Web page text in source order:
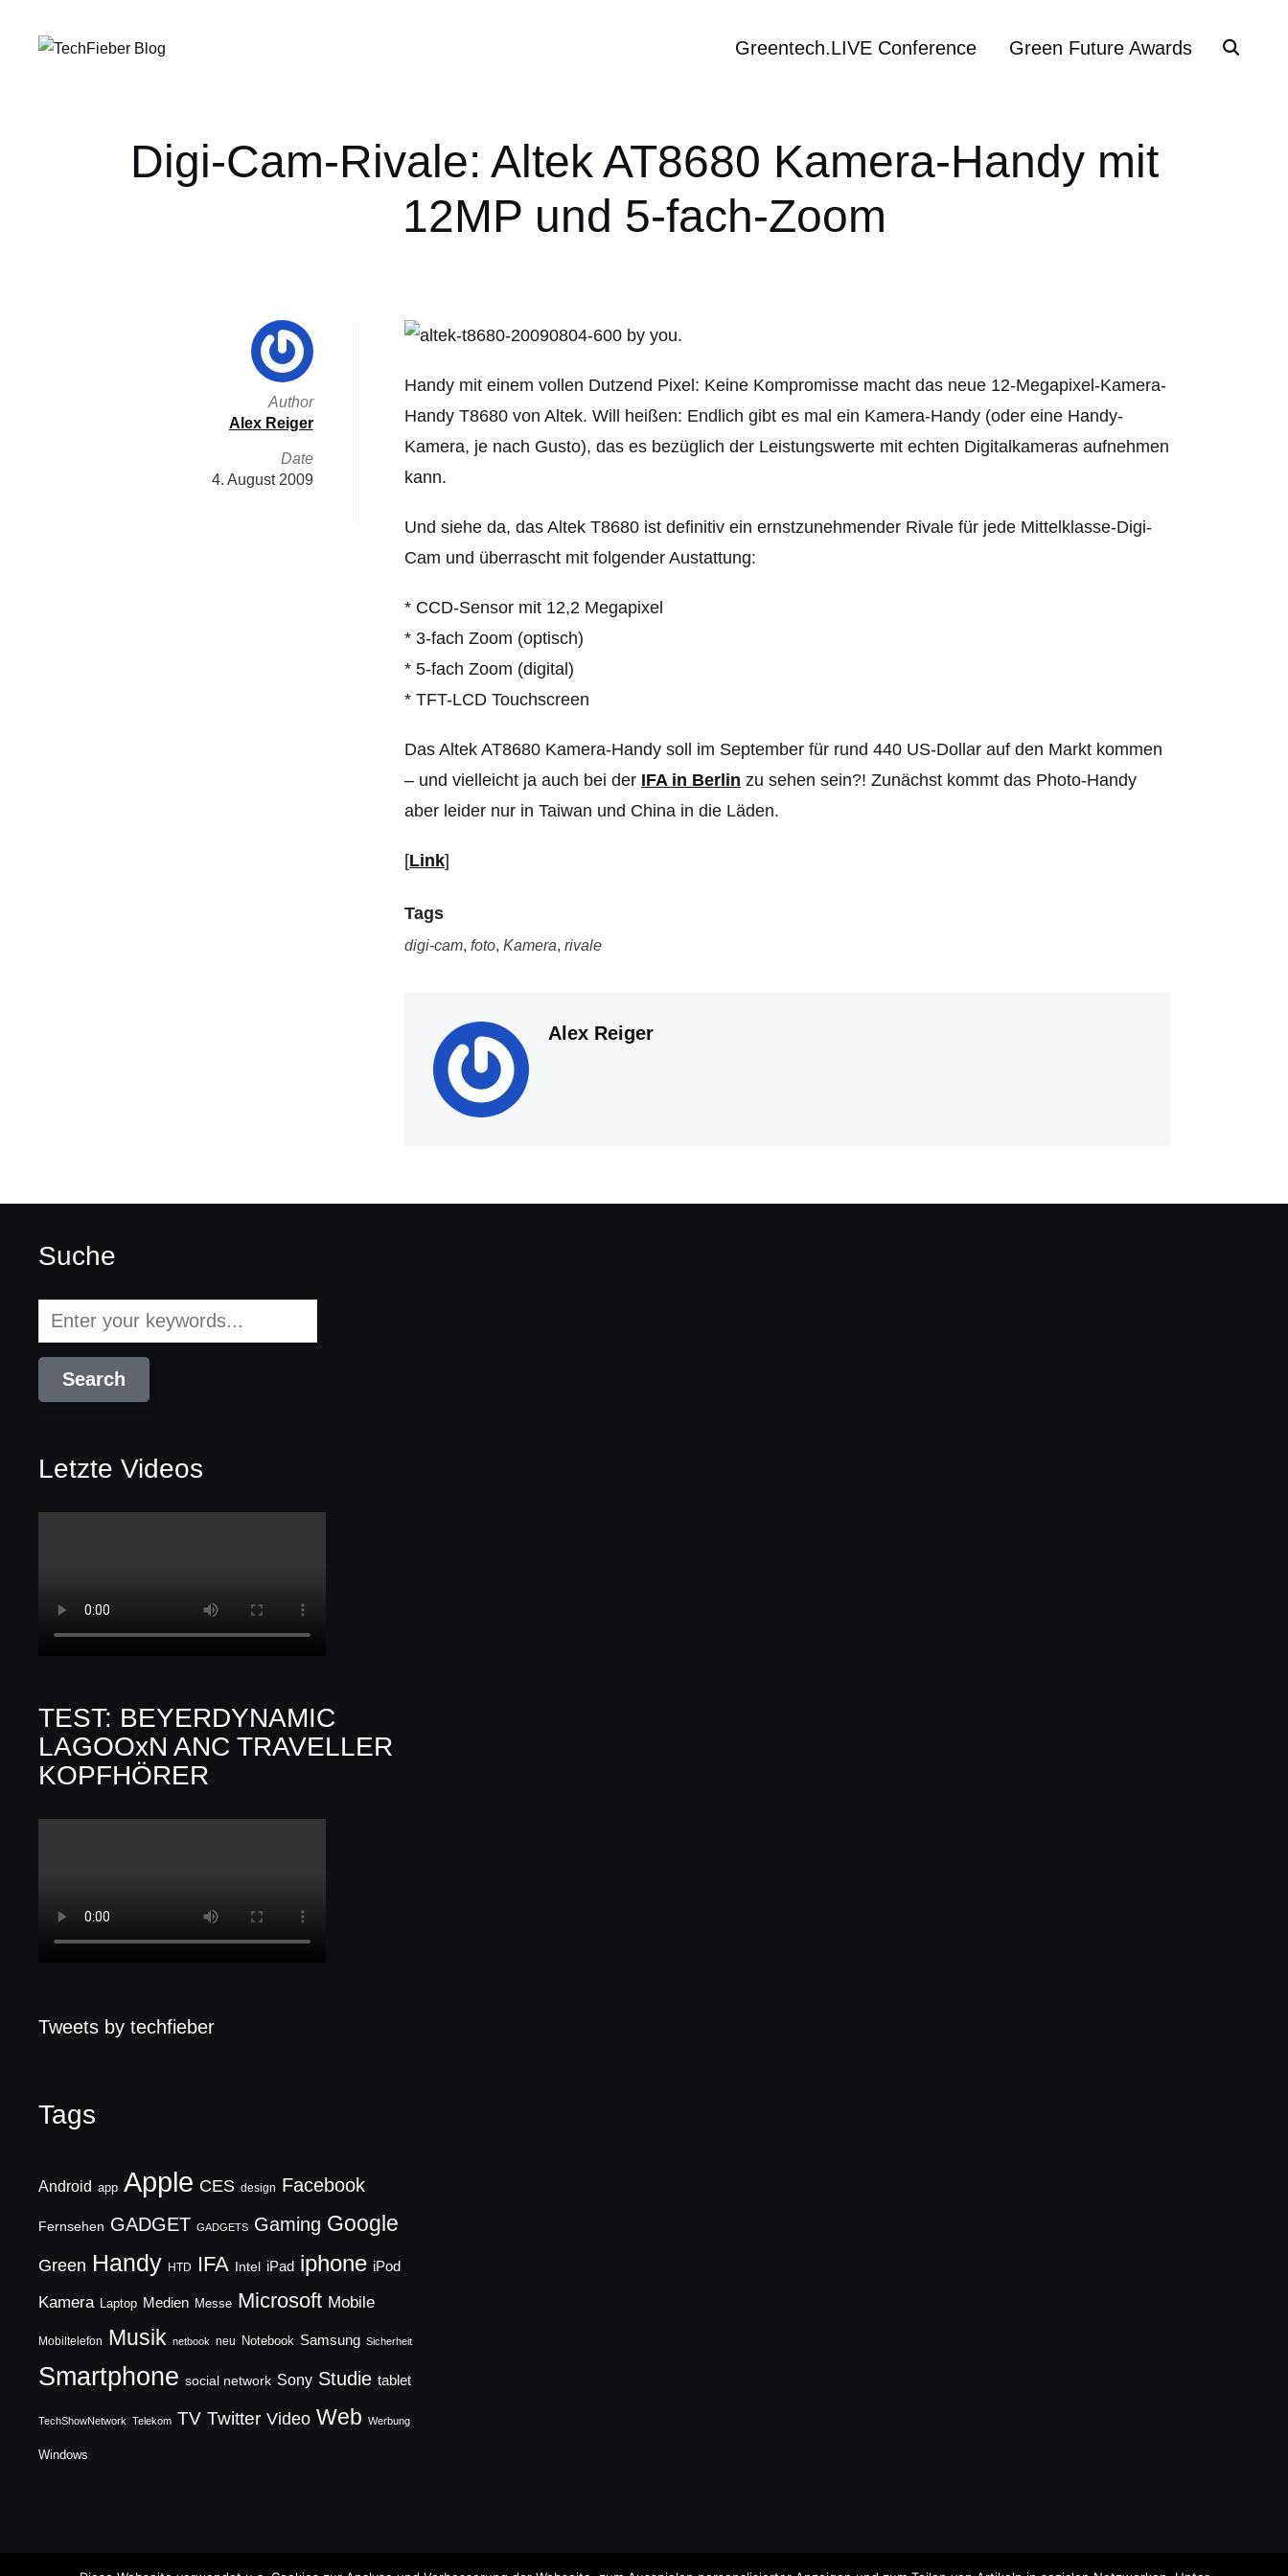
Greentech.LIVE Conference Green Future Awards
Digi-Cam-Rivale: Altek AT8680 Kamera-Handy mit
12MP und 5-fach-Zoom
Handy mit einem vollen Dutzend Pixel: Keine Kompromisse macht das neue 12-Megapixel-Kamera-
Handy T8680 von Altek. Will heißen: Endlich gibt es mal ein Kamera-Handy (oder eine Handy-
Kamera, je nach Gusto), das es bezüglich der Leistungswerte mit echten Digitalkameras aufnehmen
kann.
Und siehe da, das Altek T8680 ist definitiv ein ernstzunehmender Rivale für jede Mittelklasse-Digi-
Cam und überrascht mit folgender Austattung:
* CCD-Sensor mit 12,2 Megapixel
* 3-fach Zoom (optisch)
* 5-fach Zoom (digital)
* TFT-LCD Touchscreen
Das Altek AT8680 Kamera-Handy soll im September für rund 440 US-Dollar auf den Markt kommen
– und vielleicht ja auch bei der IFA in Berlin zu sehen sein?! Zunächst kommt das Photo-Handy
aber leider nur in Taiwan und China in die Läden.
[Link]
Tags
digi-cam, foto, Kamera, rivale
Alex Reiger
Author
Alex Reiger
Date
4. August 2009
Suche
Letzte Videos
TEST: BEYERDYNAMIC
LAGOOxN ANC TRAVELLER
KOPFHÖRER
Tweets by techfieber
Tags
Android app Apple CES design Facebook
Fernsehen GADGET GADGETS Gaming Google
Green Handy HTD IFA Intel iPad iphone iPod
Kamera Laptop Medien Messe Microsoft Mobile
Mobiltelefon Musik netbook neu Notebook Samsung Sicherheit
Smartphone social network Sony Studie tablet
TechShowNetwork Telekom TV Twitter Video Web Werbung
Windows
Copyright © 2026 TechFieber Blog